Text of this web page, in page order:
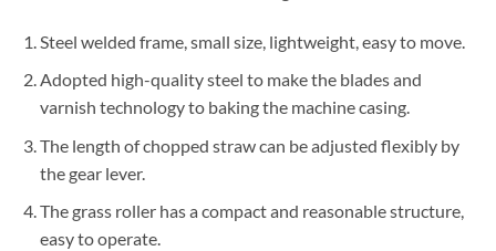
Steel welded frame, small size, lightweight, easy to move.
Adopted high-quality steel to make the blades and
varnish technology to baking the machine casing.
The length of chopped straw can be adjusted flexibly by
the gear lever.
The grass roller has a compact and reasonable structure,
easy to operate.